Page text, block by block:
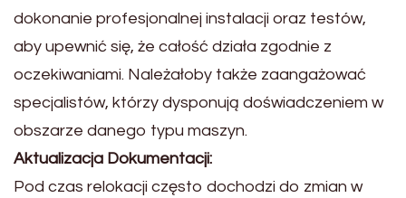
dokonanie profesjonalnej instalacji oraz testów,
aby upewnić się, że całość działa zgodnie z
oczekiwaniami. Należałoby także zaangażować
specjalistów, którzy dysponują doświadczeniem w
obszarze danego typu maszyn.
Aktualizacja Dokumentacji:
Pod czas relokacji często dochodzi do zmian w